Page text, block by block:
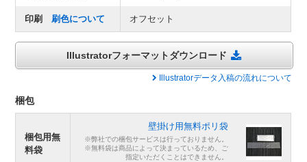
印刷刷色について オフセット
Illustratorフォーマットダウンロード
Illustratorデータ入稿の流れについて
梱包
梱包用無
料袋
壁掛け用無料ポリ袋
※弊社での梱包サービスは行っておりません。
※無料袋は商品によって決まっているため、ご
指定いただくことはできません。